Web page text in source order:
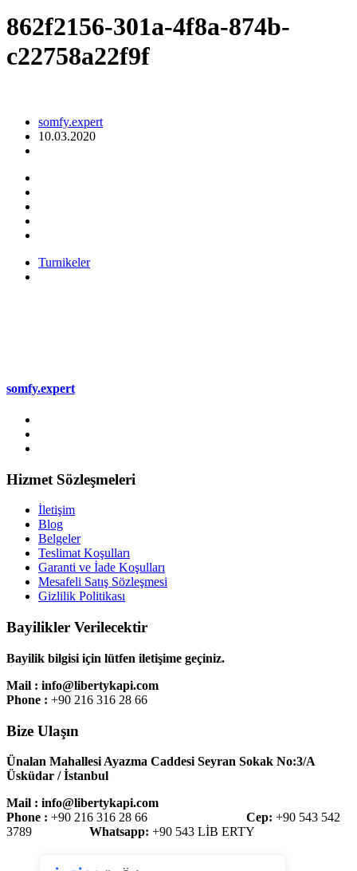
862f2156-301a-4f8a-874b-
c22758a22f9f
somfy.expert
10.03.2020
Turnikeler
somfy.expert
Hizmet Sözleşmeleri
İletişim
Blog
Belgeler
Teslimat Koşulları
Garanti ve İade Koşulları
Mesafeli Satış Sözleşmesi
Gizlilik Politikası
Bayilikler Verilecektir
Bayilik bilgisi için lütfen iletişime geçiniz.
Mail : info@libertykapi.com
Phone : +90 216 316 28 66
Bize Ulaşın
Ünalan Mahallesi Ayazma Caddesi Seyran Sokak No:3/A
Üsküdar / İstanbul
Mail : info@libertykapi.com
Phone : +90 216 316 28 66 Cep: +90 543 542
3789 Whatsapp: +90 543 LİB ERTY